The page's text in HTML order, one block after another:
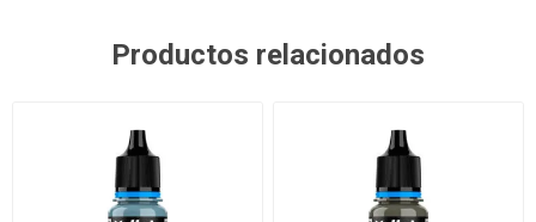
Productos relacionados